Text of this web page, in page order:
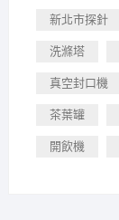
新北市探針
洗滌塔
真空封口機
茶葉罐
開飲機